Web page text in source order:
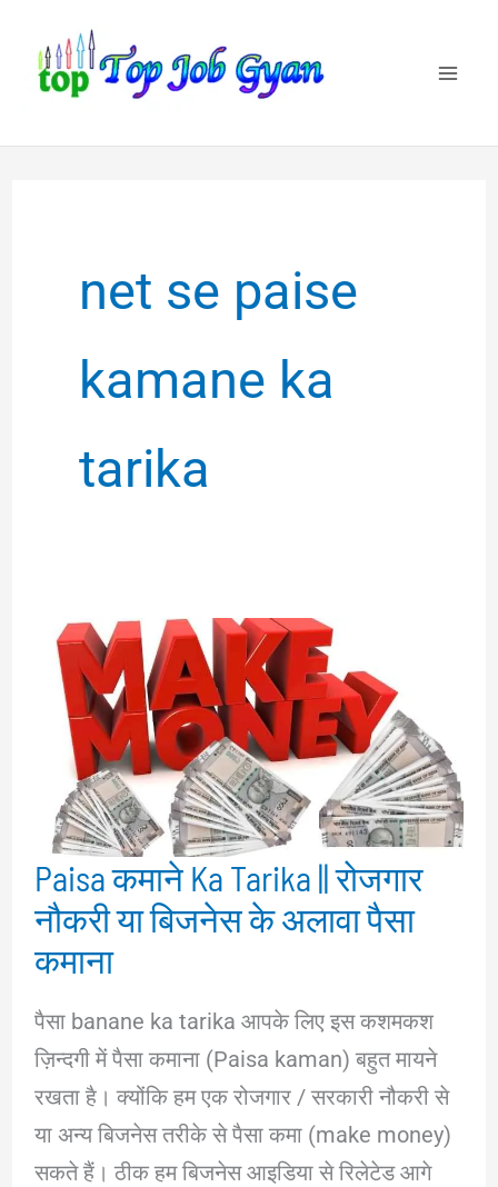
content
net se paise
kamane ka
tarika
Paisa कमाने Ka Tarika || रोजगार
नौकरी या बिजनेस के अलावा पैसा
कमाना
पैसा banane ka tarika आपके लिए इस कशमकश
ज़िन्दगी में पैसा कमाना (Paisa kaman) बहुत मायने
रखता है। क्योंकि हम एक रोजगार / सरकारी नौकरी से
या अन्य बिजनेस तरीके से पैसा कमा (make money)
सकते हैं। ठीक हम बिजनेस आइडिया से रिलेटेड आगे